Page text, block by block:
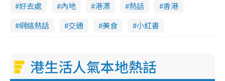
好去處 內地 港漂 熱話
香港
網絡熱話
交通 美食 小紅書
港生活人氣本地熱話